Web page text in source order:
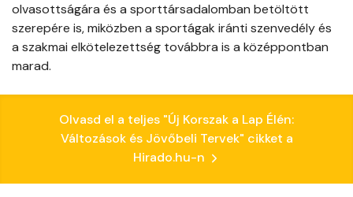
olvasottságára és a sporttársadalomban betöltött
szerepére is, miközben a sportágak iránti szenvedély és
a szakmai elkötelezettség továbbra is a középpontban
marad.
Olvasd el a teljes "Új Korszak a Lap Élén:
Változások és Jövőbeli Tervek" cikket a
Hirado.hu-n